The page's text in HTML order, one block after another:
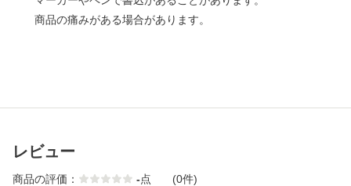
商品の痛みがある場合があります。
レビュー
商品の評価： -点 (0件)